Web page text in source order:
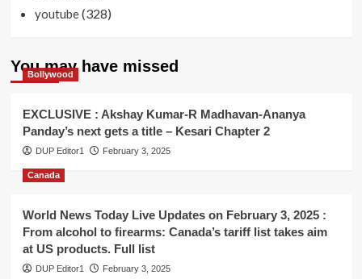
youtube(328)
You may have missed
Bollywood
EXCLUSIVE : Akshay Kumar-R Madhavan-Ananya
Panday’s next gets a title – Kesari Chapter 2
DUP Editor1 February 3, 2025
Canada
World News Today Live Updates on February 3, 2025 :
From alcohol to firearms: Canada’s tariff list takes aim
at US products. Full list
DUP Editor1 February 3, 2025